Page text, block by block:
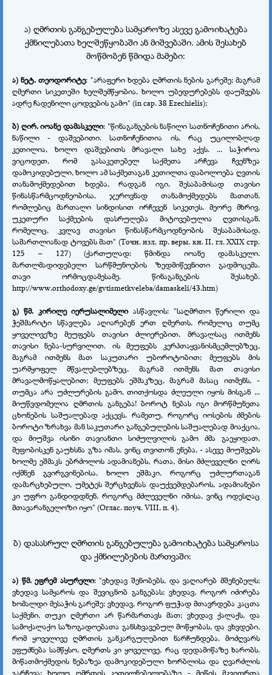
ა) ღმრთის განგებულება სამყაროზე ასევე გამოიხატება
ქმნილებათა ხელშეწყობაში ან მიშვებაში. ამის შესახებ
მოწმობენ წმიდა მამები:
ა) ნეტ. თეოდორიტე: "არაფერი ხდება ღმრთის ნების გარეშე; მაგრამ
ღმერთი სიკეთეში ხელშემწყობია, ხოლო უბედურებებს დაუშვებს
ადრე ჩადენილი ცოდვების გამო" (in сар. 38 Еzесhiеlis);
ბ) ღირ. იოანე დამასკელი: "წინაგანგების ნაწილი სათნოჩენითი არის,
ნაწილი - დაშვებითი. სათნოჩენითია ის, რაც უცილობლად
კეთილია, ხოლო დაშვებითს მრავალი სახე აქვს. ... საჭიროა
ვიცოდეთ, რომ გასაკეთებელ საქმეთა არჩევა ჩვენზეა
დამოკიდებული, ხოლო ამ საქმეთაგან კეთილთა დაბოლოება ღვთის
თანამოქმედებით ხდება, რადგან იგი, შესაბამისად თავისი
წინასწარმცოდნეობისა, ჯეროვნად თანამოქმედებს მათთან,
რომლებიც მართალი სინდისით ირჩევენ სიკეთეს. მეორე მხრივ,
უკეთური საქმეების დასრულება მიტოვებულია ღვთისგან,
რომელიც, კვლავ თავისი წინასწარმცოდნეობის შესაბამისად,
სამართლიანად ტოვებს მათ" (Точн. изл. пр. веры, кн. II, гл. XXIX стр.
125 – 127) (ქართულად: წმინდა იოანე დამასკელი.
მართლმადიდებელი სარწმუნოების ზედმიწევნითი გადმოცემა.
თავი ორმოცდამესამე. წინაგანგების შესახებ.
http://www.orthodoxy.ge/gvtismetkveleba/damaskeli/43.htm)
გ) წმ. კირილე იერუსალიმელიასწავლის: "საღმრთო წერილი და
ჭეშმარიტი სწავლება აღიარებენ ერთ ღმერთს, რომელიც თუმც
ყოველივეზე მეუფებს თავისი ძლიერებით, მრავალსაც ითმენს
თავისი ნება-სურვილით. ის მეუფებს კერპთაყვანისმცემლებზეც,
მაგრამ ითმენს მათ საკუთარი უბოროტობით; მეუფებს მის
უარმყოფელ მწვალებლებზეც, მაგრამ ითმენს მათ თავისი
მრავალმოწყალებით; მეუფებს ეშმაკზეც, მაგრამ მასაც ითმენს, -
თუმცა არა უძლურების გამო, თითქოსდა ძლეული იყოს მისგან ...
მიუწვდომელია ღმრთის განგება! ბოროტ ნებას იგი მორწმუნეთა
ცხონების საშუალებად აქცევს. რამეთუ, როგორც იოსების ძმების
ბოროტი ზრახვა მან საკუთარი განგებულების საშუალებად მიაქცია,
და მიუშვა ისინი თავიანთი სიძულვილის გამო ძმა გაეყიდათ,
მეფობისკენ გაუხსნა გზა იმას, ვინც თვითონ ენება, - ასევე მიუშვებს
ხოლმე ეშმაკს ებრძოლოს ადამიანებს, რათა, მისი მძლეველნი ღირს
იქმნენ გვირგვინებისა, ხოლო ეშმაკი, როგორც უძლურთაგან
დამარცხებული, უმეტეს შერცხვენას დაუქვემდებაროს, ადამიანები
კი უფრო განდიდდნენ, როგორც მძლეველნი იმისა, ვინც ოდესღაც
მთავარანგელოზი იყო" (Оглас. поуч. VIII, п. 4).
ბ) დასასრულ ღმრთის განგებულება გამოიხატება სამყაროსა
და ქმნილებების მართვაში:
ა) წმ. ეფრემ ასურელი: "ვხედავ შენობებს, და ვაღიარებ მშენებელს;
ვხედავ სამყაროს და შევიცნობ განგებას; ვხედავ, როგორ იძირება
ხომალდი მესაჭის გარეშე; ვხედავ, როგორ ფუჭად მთავრდება კაცთა
საქმენი, თუკი ღმერთი არ წარმართავს მათ; ვხედავ ქალაქს, და
სამოქალაქო საზოგადოებათა განსხვავებულ მოწყობას, და ვხვდები,
რომ ყოველივე ღმრთის განკარგულებით ნარჩუნდება. მოძღვარს
ეფუძნება სამწყსო, ღმერთს კი ყოველივე, რაც დედამიწაზე ხარობს.
მიწათმოქმედის ნებაზეა დამოკიდებული ხორბლისა და ღვარძლის
გარჩევა; ხოლო ღმრთის კეთილნებელობაზე - მიწის მკვიდრთა